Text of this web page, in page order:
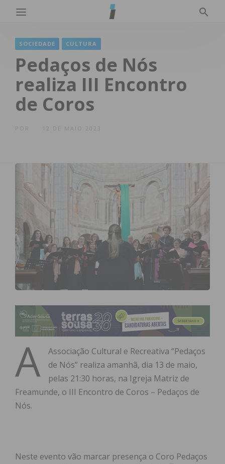
SOCIEDADE CULTURA
Pedaços de Nós
realiza III Encontro
de Coros
12 DE MAIO 2023
A
Associação Cultural e Recreativa “Pedaços
de Nós” realiza amanhã, dia 13 de maio,
pelas 21:30 horas, na Igreja Matriz de
Freamunde, o III Encontro de Coros – Pedaços de
Nós.
Neste evento vão marcar presença o Coro Pedaços